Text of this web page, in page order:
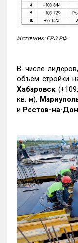
Источник: ЕРЗ.РФ
В числе
объем стройки
Хабаровск
кв. м),
и Ростов-на-